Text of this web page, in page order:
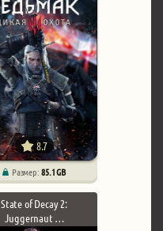
8.7
Размер:85.1 GB
State of Decay 2:
Juggernaut …